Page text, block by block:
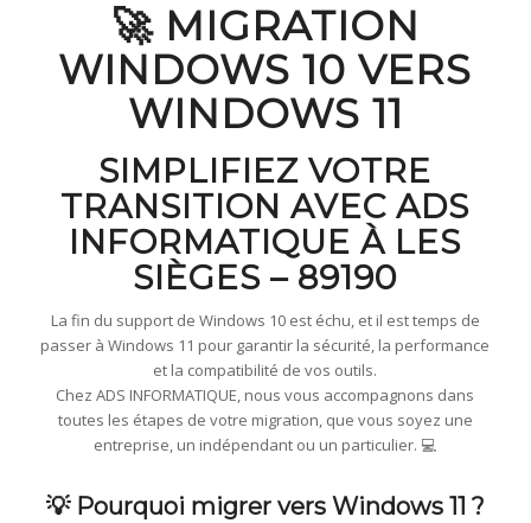
🚀 MIGRATION
WINDOWS 10 VERS
WINDOWS 11
SIMPLIFIEZ VOTRE
TRANSITION AVEC ADS
INFORMATIQUE À LES
SIÈGES – 89190
La fin du support de Windows 10 est échu, et il est temps de
passer à Windows 11 pour garantir la sécurité, la performance
et la compatibilité de vos outils.
Chez ADS INFORMATIQUE, nous vous accompagnons dans
toutes les étapes de votre migration, que vous soyez une
entreprise, un indépendant ou un particulier. 💻
💡 Pourquoi migrer vers Windows 11 ?